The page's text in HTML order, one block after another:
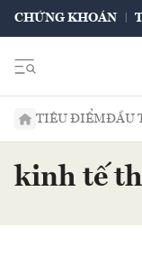
CHỨNG KHOÁN
TIÊU ĐIỂMĐẦU
kinh tế